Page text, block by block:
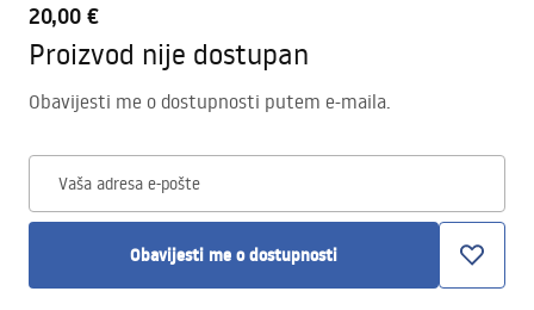
20,00 €
Proizvod nije dostupan
Obavijesti me o dostupnosti putem e-maila.
Vaša adresa e-pošte
Obavijesti me o dostupnosti